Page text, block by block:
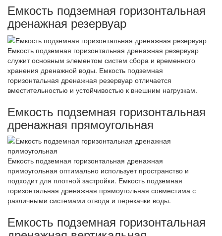
Емкость подземная горизонтальная
дренажная резервуар
Емкость подземная горизонтальная дренажная резервуар
служит основным элементом систем сбора и временного
хранения дренажной воды. Емкость подземная
горизонтальная дренажная резервуар отличается
вместительностью и устойчивостью к внешним нагрузкам.
Емкость подземная горизонтальная
дренажная прямоугольная
Емкость подземная горизонтальная дренажная
прямоугольная оптимально использует пространство и
подходит для плотной застройки. Емкость подземная
горизонтальная дренажная прямоугольная совместима с
различными системами отвода и перекачки воды.
Емкость подземная горизонтальная